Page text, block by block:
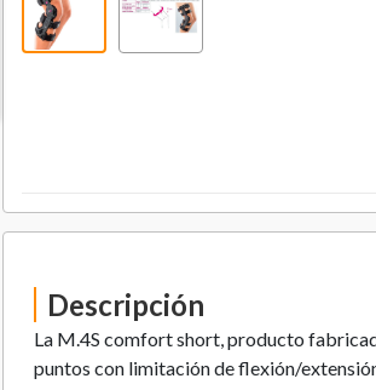
Descripción
La M.4S comfort short, producto
puntos con limitación de flexión/